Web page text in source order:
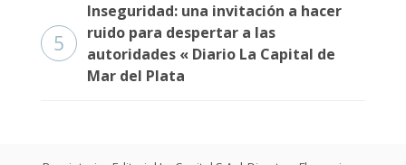
5
Inseguridad: una invitación a hacer
ruido para despertar a las
autoridades « Diario La Capital de
Mar del Plata